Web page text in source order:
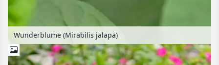
Wunderblume (Mirabilis jalapa)